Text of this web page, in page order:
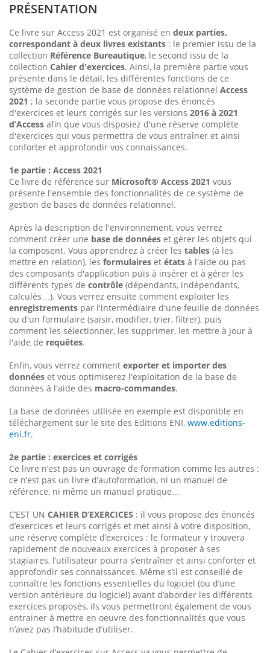
PRÉSENTATION
Ce livre sur Access 2021 est organisé en deux parties,
correspondant à deux livres existants : le premier issu de la
collection Référence Bureautique, le second issu de la
collection Cahier d'exercices. Ainsi, la première partie vous
présente dans le détail, les différentes fonctions de ce
système de gestion de base de données relationnel Access
2021 ; la seconde partie vous propose des énoncés
d'exercices et leurs corrigés sur les versions 2016 à 2021
d’Access afin que vous disposiez d'une réserve complète
d'exercices qui vous permettra de vous entraîner et ainsi
conforter et approfondir vos connaissances.
1e partie : Access 2021
Ce livre de référence sur Microsoft® Access 2021 vous
présente l'ensemble des fonctionnalités de ce système de
gestion de bases de données relationnel.
Après la description de l'environnement, vous verrez
comment créer une base de données et gérer les objets qui
la composent. Vous apprendrez à créer les tables (à les
mettre en relation), les formulaires et états à l'aide ou pas
des composants d'application puis à insérer et à gérer les
différents types de contrôle (dépendants, indépendants,
calculés…). Vous verrez ensuite comment exploiter les
enregistrements par l'intermédiaire d'une feuille de données
ou d'un formulaire (saisir, modifier, trier, filtrer), puis
comment les sélectionner, les supprimer, les mettre à jour à
l'aide de requêtes.
Enfin, vous verrez comment exporter et importer des
données et vous optimiserez l'exploitation de la base de
données à l'aide des macro-commandes.
La base de données utilisée en exemple est disponible en
téléchargement sur le site des Editions ENI, www.editions-
eni.fr.
2e partie : exercices et corrigés
Ce livre n’est pas un ouvrage de formation comme les autres :
ce n’est pas un livre d’autoformation, ni un manuel de
référence, ni même un manuel pratique…
C’EST UN CAHIER D’EXERCICES : il vous propose des énoncés
d’exercices et leurs corrigés et met ainsi à votre disposition,
une réserve complète d’exercices : le formateur y trouvera
rapidement de nouveaux exercices à proposer à ses
stagiaires, l’utilisateur pourra s’entraîner et ainsi conforter et
approfondir ses connaissances. Même s’il est conseillé de
connaître les fonctions essentielles du logiciel (ou d’une
version antérieure du logiciel) avant d’aborder les différents
exercices proposés, ils vous permettront également de vous
entrainer à mettre en oeuvre des fonctionnalités que vous
n’avez pas l’habitude d’utiliser.